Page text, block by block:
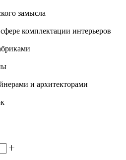
замысла
комплектации интерьеров
и архитекторами